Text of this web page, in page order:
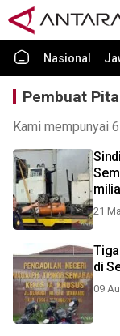
Nasional
Pembuat
Kami mempunyai
21
di
09